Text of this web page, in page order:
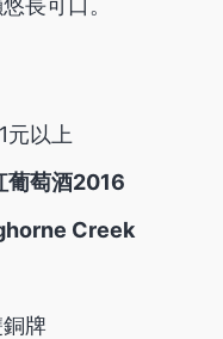
長可口。
元以上
葡萄酒2016
Creek
牌